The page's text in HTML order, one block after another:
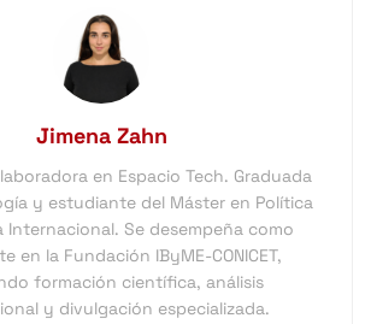
Jimena Zahn
en Espacio Tech. Graduada
y estudiante del Máster en Política
Internacional. Se desempeña como
en la Fundación IByME-CONICET,
formación científica, análisis
y divulgación especializada.